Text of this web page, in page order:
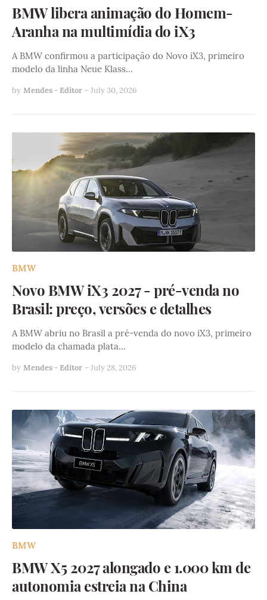
BMW libera animação do Homem-
Aranha na multimídia do iX3
A BMW confirmou a participação do Novo iX3, primeiro
modelo da linha Neue Klass…
by Mendes - Editor - July 30, 2026
BMW
Novo BMW iX3 2027 - pré-venda no
Brasil: preço, versões e detalhes
A BMW abriu no Brasil a pré-venda do novo iX3, primeiro
modelo da chamada plata…
by Mendes - Editor - July 28, 2026
BMW
BMW X5 2027 alongado e 1.000 km de
autonomia estreia na China